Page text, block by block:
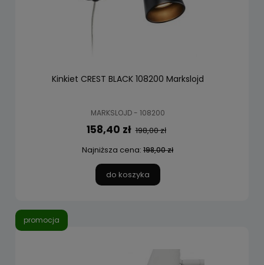
Kinkiet CREST BLACK 108200 Markslojd
MARKSLOJD - 108200
158,40 zł 198,00 zł
Najniższa cena: 198,00 zł
do koszyka
promocja